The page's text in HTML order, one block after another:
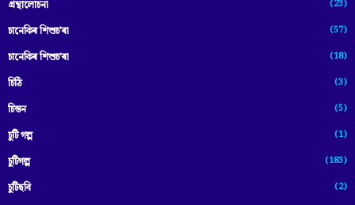
গ্ৰন্থালোচনা (23)
চানেকিৰ শিশুচ'ৰা (57)
চানেকিৰ শিশুচ’ৰা (18)
চিঠি (3)
চিন্তন (5)
চুটি গল্প (1)
চুটিগল্প (183)
চুটিছবি (2)